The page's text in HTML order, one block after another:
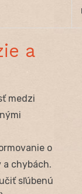
a
medzi
o
a chybách.
sľúbenú